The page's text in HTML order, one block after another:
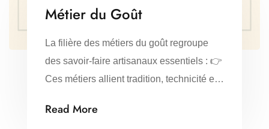
Métier du Goût
La filière des métiers du goût regroupe
des savoir-faire artisanaux essentiels : 👉
Ces métiers allient tradition, technicité et
plaisir gustatif.
Read More